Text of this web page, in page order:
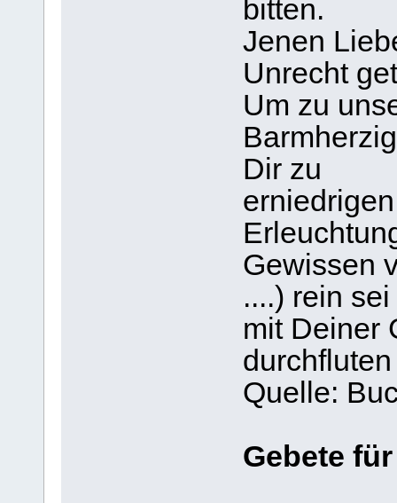
bitten.
Jenen
Unrecht
Um zu
Dir zu
Gewissen
....) rein
mit Deiner
Quelle:
Gebete